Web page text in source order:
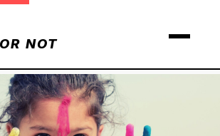
SURF OR NOT